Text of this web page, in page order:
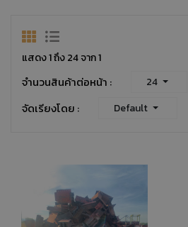
แสดง 1 ถึง 24 จาก 1
จำนวนสินค้าต่อหน้า : 24
จัดเรียงโดย : Default